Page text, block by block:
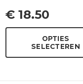
€18.50
OPTIES
SELECTEREN